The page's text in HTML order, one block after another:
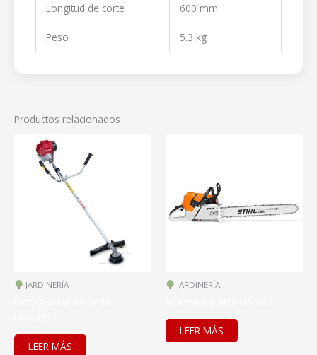
Longitud de corte 600 mm
Peso 5.3 kg
Productos relacionados
JARDINERÍA
LEER MÁS
JARDINERÍA
LEER MÁS